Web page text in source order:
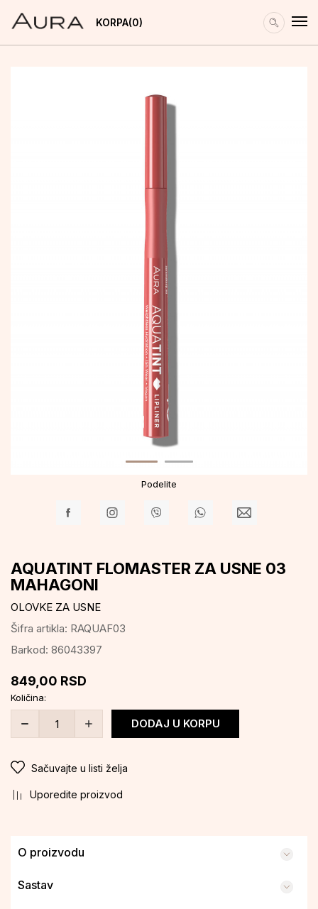
KORPA 0
Podelite
AQUATINT FLOMASTER ZA USNE 03
MAHAGONI
OLOVKE ZA USNE
Šifra artikla: RAQUAF03
Barkod: 86043397
849,00 RSD
Količina:
DODAJ U KORPU
Sačuvajte u listi želja
Uporedite proizvod
O proizvodu
Sastav